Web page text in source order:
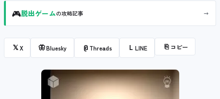
🎮脱出ゲームの攻略記事 →
𝕏X 🦋Bluesky @ Threads L LINE ⎘ コピー